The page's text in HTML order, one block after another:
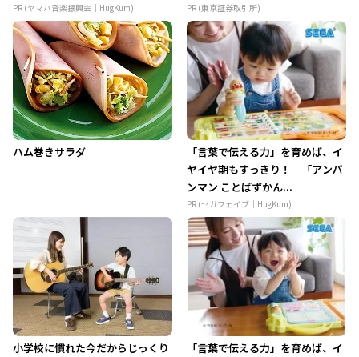
PR (ヤマハ音楽振興会｜HugKum) PR (東京証券取引所)
ハム巻きサラダ
「言葉で伝える力」を育めば、イ
ヤイヤ期もすっきり！ 「アンパ
ンマン ことばずかん...
PR (セガフェイブ｜HugKum)
小学校に慣れた今だからじっくり
「言葉で伝える力」を育めば、イ